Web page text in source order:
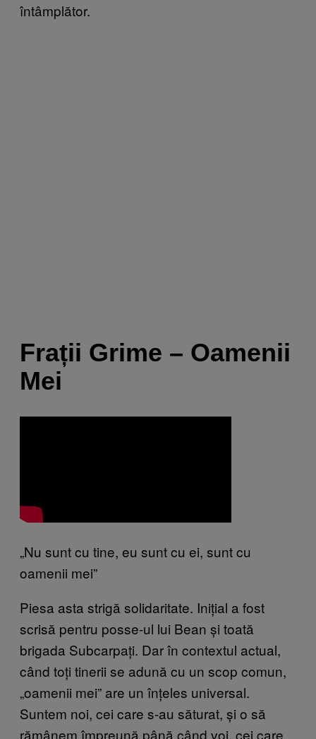
întâmplător.
Frații Grime – Oamenii
Mei
„Nu sunt cu tine, eu sunt cu ei, sunt cu
oamenii mei”
Piesa asta strigă solidaritate. Inițial a fost
scrisă pentru posse-ul lui Bean și toată
brigada Subcarpați. Dar în contextul actual,
când toți tinerii se adună cu un scop comun,
„oamenii mei” are un înțeles universal.
Suntem noi, cei care s-au săturat, și o să
rămânem împreună până când voi, cei care